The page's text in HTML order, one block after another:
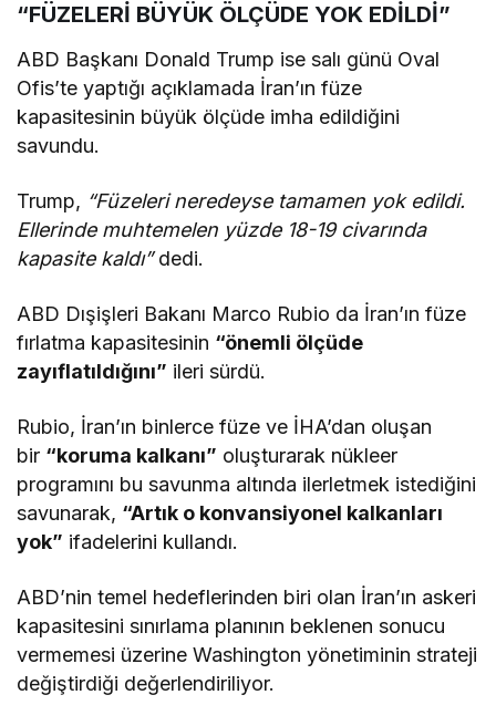
“FÜZELERİ BÜYÜK ÖLÇÜDE YOK EDİLDİ”
ABD Başkanı Donald Trump ise salı günü Oval
Ofis’te yaptığı açıklamada İran’ın füze
kapasitesinin büyük ölçüde imha edildiğini
savundu.
Trump, “Füzeleri neredeyse tamamen yok edildi.
Ellerinde muhtemelen yüzde 18-19 civarında
kapasite kaldı”dedi.
ABD Dışişleri Bakanı Marco Rubio da İran’ın füze
fırlatma kapasitesinin “önemli ölçüde
zayıflatıldığını” ileri sürdü.
Rubio, İran’ın binlerce füze ve İHA’dan oluşan
bir “koruma kalkanı” oluşturarak nükleer
programını bu savunma altında ilerletmek istediğini
savunarak, “Artık o konvansiyonel kalkanları
yok” ifadelerini kullandı.
ABD’nin temel hedeflerinden biri olan İran’ın askeri
kapasitesini sınırlama planının beklenen sonucu
vermemesi üzerine Washington yönetiminin strateji
değiştirdiği değerlendiriliyor.